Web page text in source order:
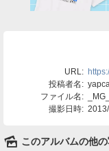
URL:
投稿者名:
ファイル名:
撮影日時:
🌄 このアルバムの他